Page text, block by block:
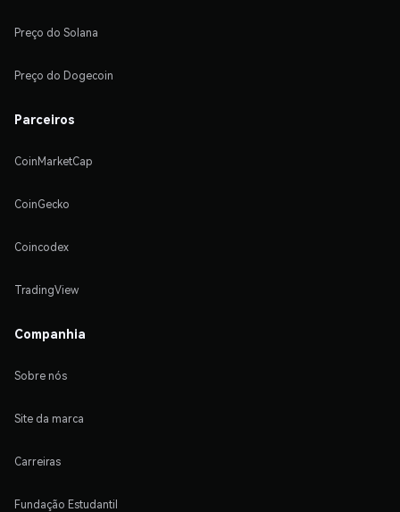
Preço do Solana
Preço do Dogecoin
Parceiros
CoinMarketCap
CoinGecko
Coincodex
TradingView
Companhia
Sobre nós
Site da marca
Carreiras
Fundação Estudantil